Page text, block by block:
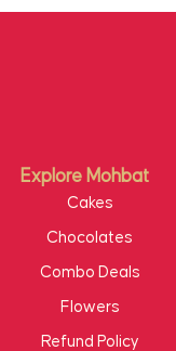
Explore Mohbat
Cakes
Chocolates
Combo Deals
Flowers
Refund Policy